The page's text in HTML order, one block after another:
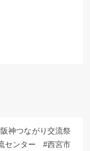
阪神つながり交流祭
センター
西宮市